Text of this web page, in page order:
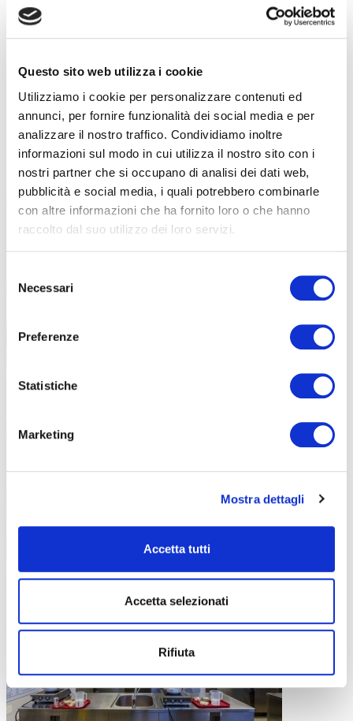
Questo sito web utilizza i cookie
Utilizziamo i cookie per personalizzare contenuti ed
annunci, per fornire funzionalità dei social media e per
analizzare il nostro traffico. Condividiamo inoltre
informazioni sul modo in cui utilizza il nostro sito con i
nostri partner che si occupano di analisi dei dati web,
pubblicità e social media, i quali potrebbero combinarle
con altre informazioni che ha fornito loro o che hanno
raccolto dal suo utilizzo dei loro servizi.
delNecessari
Preferenze
Statistiche
Marketing
Mostra dettagli
Accetta tutti
Accetta selezionati
Rifiuta
Contatti e referenti Treviglio
TreviglioGOOGLE MAPS
Home/Home/Gallery ABF Treviglio
Gallery